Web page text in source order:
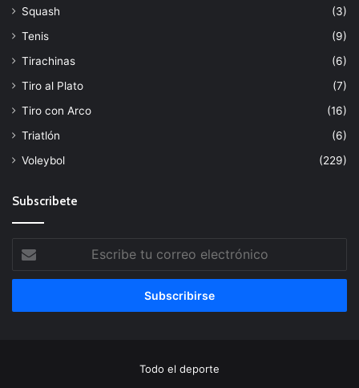
Squash
(3)
Tenis
(9)
Tirachinas
(6)
Tiro al Plato
(7)
Tiro con Arco
(16)
Triatlón
(6)
Voleybol
(229)
Subscribete
tu
correo
Todo el deporte